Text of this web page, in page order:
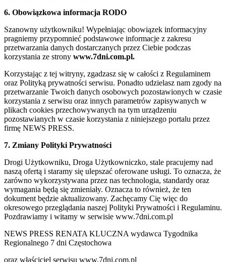
6. Obowiązkowa informacja RODO
Szanowny użytkowniku! Wypełniając obowiązek informacyjny
pragniemy przypomnieć podstawowe informacje z zakresu
przetwarzania danych dostarczanych przez Ciebie podczas
korzystania ze strony www.7dni.com.pl.
Korzystając z tej witryny, zgadzasz się w całości z Regulaminem
oraz Polityką prywatności serwisu. Ponadto udzielasz nam zgody na
przetwarzanie Twoich danych osobowych pozostawionych w czasie
korzystania z serwisu oraz innych parametrów zapisywanych w
plikach cookies przechowywanych na tym urządzeniu
pozostawianych w czasie korzystania z niniejszego portalu przez
firmę NEWS PRESS.
7. Zmiany Polityki Prywatności
Drogi Użytkowniku, Droga Użytkowniczko, stale pracujemy nad
naszą ofertą i staramy się ulepszać oferowane usługi. To oznacza, że
zarówno wykorzystywana przez nas technologia, standardy oraz
wymagania będą się zmieniały. Oznacza to również, że ten
dokument będzie aktualizowany. Zachęcamy Cię więc do
okresowego przeglądania naszej Polityki Prywatności i Regulaminu.
Pozdrawiamy i witamy w serwisie www.7dni.com.pl
NEWS PRESS RENATA KLUCZNA wydawca Tygodnika
Regionalnego 7 dni Częstochowa
oraz właściciel serwisu www.7dni.com.pl